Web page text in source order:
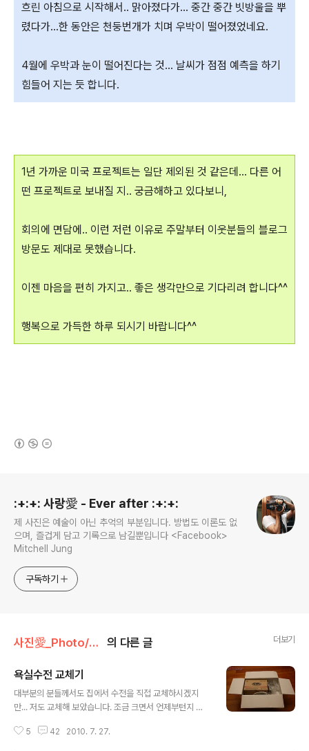
흐린 아침으로 시작해서.. 맑아졌다가... 중간 중간 빗방울을 뿌
렸다가...한 동안은 천둥번개가 치며 우박이 떨어졌었네요.
4월에 우박과 눈이 떨어진다는 것... 날씨가 점점 예측을 하기
힘들어 지는 듯 합니다.
1년 가까운 미국 프로젝트는 일단 제외된 것 같은데... 다른 어
떤 프로젝트로 보내질 지.. 궁금해하고 있다보니,
회의에 면담에.. 이런 저런 이유로 주말부터 이웃분들의 블로그
방문도 제대로 못했습니다.
이젠 마음을 편히 가지고.. 좋은 생각만으로 기다리려 합니다^^
행복으로 가득한 하루 되시기 바랍니다^^
:+:+: 사랑愛 - Ever after :+:+:
제 사진은 예술이 아닌 추억의 부분입니다. 방법도 이론도 없
으며, 즐겁게 담고 기록으로 남길뿐입니다 <Facebook>
Mitchell Jung
구독하기
사진愛_Photo/Story#8 - 일상~★ 의 다른 글 더보기
욕실수전 교체기
대부분의 분들께서도 집에서 수전을 직접 교체하시겠지
만... 저도 교체해 보았습니다. 조금 크면서 언제부턴지 이
지금은 너무도 당연한 일이 되었네요. 배관, 미장, 간단한
5 42 2010. 7. 27.